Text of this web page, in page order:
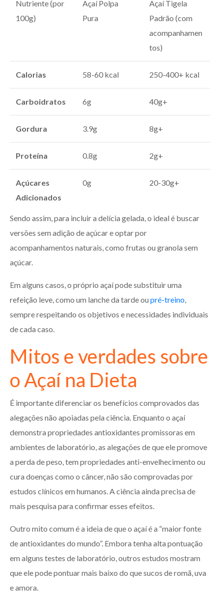
Nutriente (por
100g)
Açaí Polpa
Pura
Açaí Tigela
Padrão (com
acompanhamen
tos)
Calorias 58-60 kcal 250-400+ kcal
Carboidratos 6g 40g+
Gordura 3.9g 8g+
Proteína 0.8g 2g+
Açúcares
Adicionados
0g 20-30g+
Sendo assim, para incluir a delícia gelada, o ideal é buscar
versões sem adição de açúcar e optar por
acompanhamentos naturais, como frutas ou granola sem
açúcar.
Em alguns casos, o próprio açaí pode substituir uma
refeição leve, como um lanche da tarde ou pré-treino
sempre respeitando os objetivos e necessidades individuais
de cada caso.
Mitos e verdades sobre
o Açaí na Dieta
É importante diferenciar os benefícios comprovados das
alegações não apoiadas pela ciência. Enquanto o açaí
demonstra propriedades antioxidantes promissoras em
ambientes de laboratório, as alegações de que ele promove
a perda de peso, tem propriedades anti-envelhecimento ou
cura doenças como o câncer, não são comprovadas por
estudos clínicos em humanos. A ciência ainda precisa de
mais pesquisa para confirmar esses efeitos.
Outro mito comum é a ideia de que o açaí é a “maior fonte
de antioxidantes do mundo”. Embora tenha alta pontuação
em alguns testes de laboratório, outros estudos mostram
que ele pode pontuar mais baixo do que sucos de romã, uva
e amora.